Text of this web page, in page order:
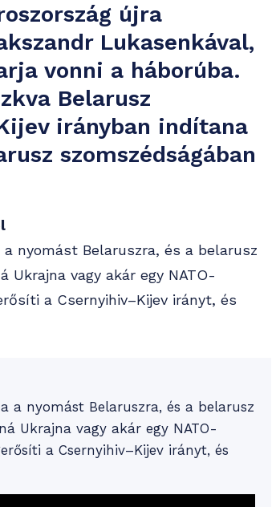
újra
Lukasenkával,
vonni a háborúba.
Belarusz
irányban indítana
szomszédságában
nyomást Belaruszra, és a belarusz
vagy akár egy NATO-
a Csernyihiv–Kijev irányt, és
a nyomást Belaruszra, és a belarusz
Ukrajna vagy akár egy NATO-
a Csernyihiv–Kijev irányt, és